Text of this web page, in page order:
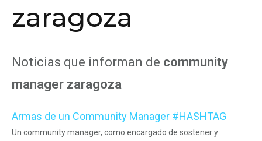
zaragoza
Noticias que informan de community
manager zaragoza
Armas de un Community Manager #HASHTAG
Un community manager, como encargado de sostener y